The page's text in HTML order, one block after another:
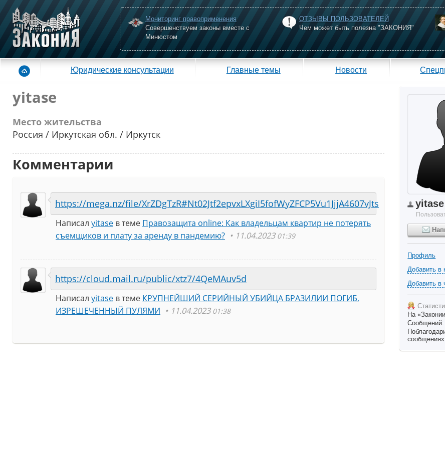
Мониторинг правоприменения
Совершенствуем законы вместе с
Минюстом
ОТЗЫВЫ ПОЛЬЗОВАТЕЛЕЙ
Чем может быть полезна "ЗАКОНИЯ"
Юридические консультации Главные темы Новости
yitase
Место жительства
Россия / Иркутская обл. / Иркутск
Комментарии
https://mega.nz/file/XrZDgTzR#Nt02Jtf2epvxLXgiI5fofWyZFCP5Vu1JjjA4607vJts
Написал yitase в теме Правозащита online: Как владельцам квартир не потерять
съемщиков и плату за аренду в пандемию?
11.04.202301:39
https://cloud.mail.ru/public/xtz7/4QeMAuv5d
Написал yitase в теме КРУПНЕЙШИЙ СЕРИЙНЫЙ УБИЙЦА БРАЗИЛИИ ПОГИБ,
ИЗРЕШЕЧЕННЫЙ ПУЛЯМИ
11.04.202301:38
yitase
Профиль
Добавить в
Добавить в
На
Сообщений:
сообщениях